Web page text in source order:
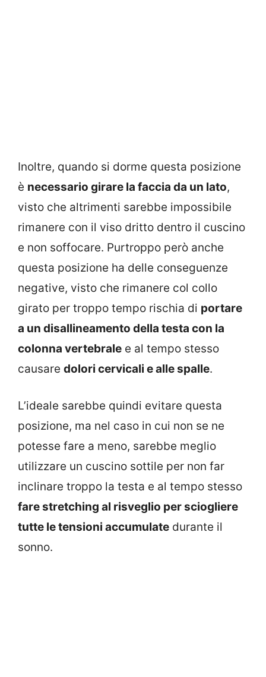
Inoltre, quando si dorme questa posizione
è necessario girare la faccia da un lato,
visto che altrimenti sarebbe impossibile
rimanere con il viso dritto dentro il cuscino
e non soffocare. Purtroppo però anche
questa posizione ha delle conseguenze
negative, visto che rimanere col collo
girato per troppo tempo rischia di portare
a un disallineamento della testa con la
colonna vertebrale e al tempo stesso
causare dolori cervicali e alle spalle.
L’ideale sarebbe quindi evitare questa
posizione, ma nel caso in cui non se ne
potesse fare a meno, sarebbe meglio
utilizzare un cuscino sottile per non far
inclinare troppo la testa e al tempo stesso
fare stretching al risveglio per sciogliere
tutte le tensioni accumulate durante il
sonno.